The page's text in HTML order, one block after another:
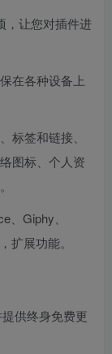
，让您对插件进
在各种设备上
标签和链接、
图标、个人资
Giphy、
扩展功能。
供终身免费更